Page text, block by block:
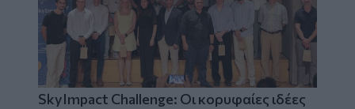
SkyImpact Challenge: Οι κορυφαίες ιδέες